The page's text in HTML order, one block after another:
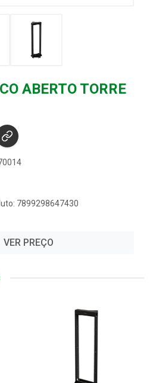
ABERTO TORRE
7899298647430
VER PREÇO